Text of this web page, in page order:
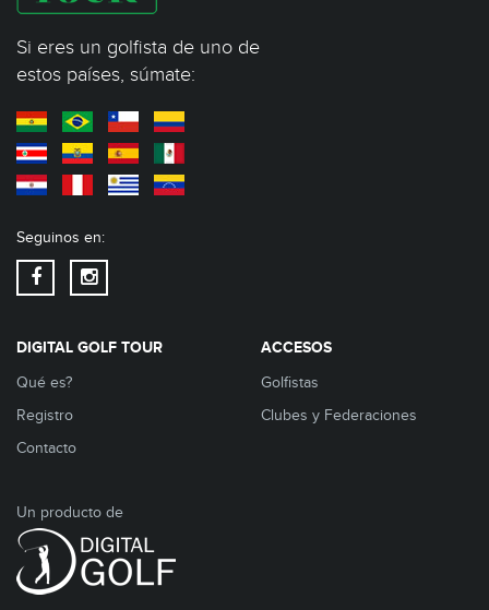
Si eres un golfista de uno de
estos países, súmate:
Seguinos en:
DIGITAL GOLF TOUR
Qué es?
Registro
Contacto
ACCESOS
Golfistas
Clubes y Federaciones
Un producto de